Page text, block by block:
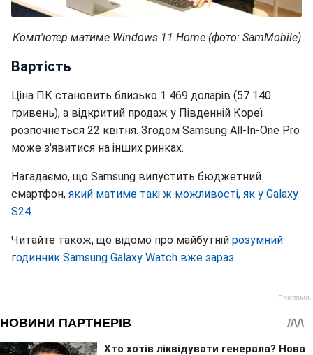
Комп'ютер матиме Windows 11 Home (фото: SamMobile)
Вартість
Ціна ПК становить близько 1 469 доларів (57 140
гривень), а відкритий продаж у Південній Кореї
розпочнеться 22 квітня. Згодом Samsung All-In-One Pro
може з'явитися на інших ринках.
Нагадаємо, що Samsung випустить бюджетний
смартфон, який матиме такі ж можливості, як у Galaxy
S24.
Читайте також, що відомо про майбутній розумний
годинник Samsung Galaxy Watch вже зараз.